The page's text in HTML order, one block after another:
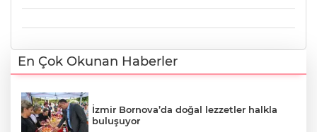
En Çok Okunan Haberler
İzmir Bornova’da doğal lezzetler halkla
buluşuyor